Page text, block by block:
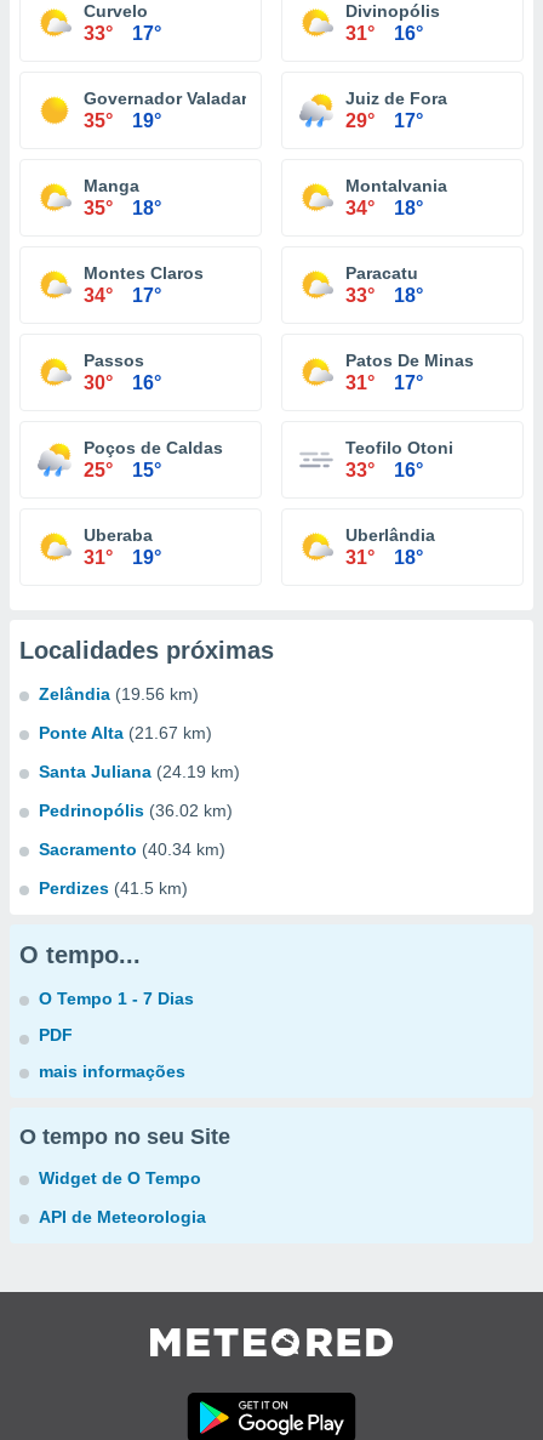
Curvelo
33° 17°
Divinopólis
31° 16°
Governador Valadares
35° 19°
Juiz de Fora
29° 17°
Manga
35° 18°
Montalvania
34° 18°
Montes Claros
34° 17°
Paracatu
33° 18°
Passos
30° 16°
Patos De Minas
31° 17°
Poços de Caldas
25° 15°
Teofilo Otoni
33° 16°
Uberaba
31° 19°
Uberlândia
31° 18°
Localidades próximas
Zelândia (19.56 km)
Ponte Alta (21.67 km)
Santa Juliana (24.19 km)
Pedrinopólis (36.02 km)
Sacramento (40.34 km)
Perdizes (41.5 km)
O tempo...
O Tempo 1 - 7 Dias
PDF
mais informações
O tempo no seu Site
Widget de O Tempo
API de Meteorologia